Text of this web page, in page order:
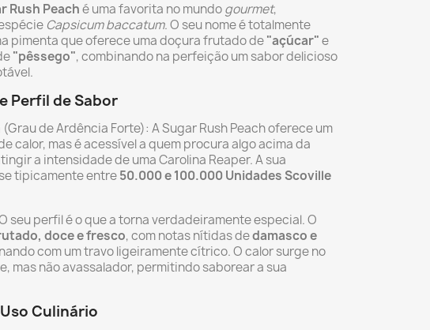
Rush Peaché uma favorita no mundogourmet,
Capsicum baccatum. O seu nome é totalmente
pimenta que oferece uma doçura frutado de"açúcar"e
"pêssego", combinando na perfeição um sabor delicioso
Perfil de Sabor
de Ardência Forte): A Sugar Rush Peach oferece um
calor, mas é acessível a quem procura algo acima da
a intensidade de uma Carolina Reaper. A sua
tipicamente entre50.000 e 100.000 Unidades Scoville
seu perfil é o que a torna verdadeiramente especial. O
doce e fresco, com notas nítidas dedamasco e
com um travo ligeiramente cítrico. O calor surge no
mas não avassalador, permitindo saborear a sua
Culinário